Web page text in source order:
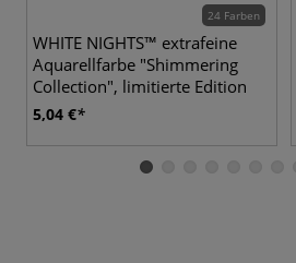
24 Farben
WHITE NIGHTS™ extrafeine
Aquarellfarbe "Shimmering
Collection", limitierte Edition
5,04 €